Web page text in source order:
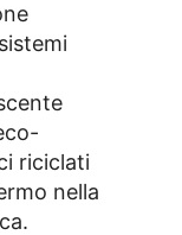
riciclati
nella